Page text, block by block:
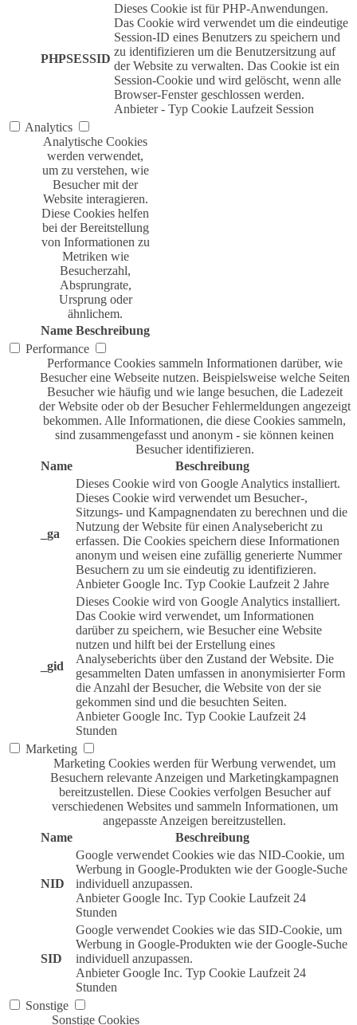
PHPSESSID
Dieses Cookie ist für PHP-Anwendungen.
Das Cookie wird verwendet um die eindeutige
Session-ID eines Benutzers zu speichern und
zu identifizieren um die Benutzersitzung auf
der Website zu verwalten. Das Cookie ist ein
Session-Cookie und wird gelöscht, wenn alle
Browser-Fenster geschlossen werden.
Anbieter - Typ Cookie Laufzeit Session
Analytics
Analytische Cookies
werden verwendet,
um zu verstehen, wie
Besucher mit der
Website interagieren.
Diese Cookies helfen
bei der Bereitstellung
von Informationen zu
Metriken wie
Besucherzahl,
Absprungrate,
Ursprung oder
ähnlichem.
Name Beschreibung
Performance
Performance Cookies sammeln Informationen darüber, wie
Besucher eine Webseite nutzen. Beispielsweise welche Seiten
Besucher wie häufig und wie lange besuchen, die Ladezeit
der Website oder ob der Besucher Fehlermeldungen angezeigt
bekommen. Alle Informationen, die diese Cookies sammeln,
sind zusammengefasst und anonym - sie können keinen
Besucher identifizieren.
Name
Beschreibung
_ga
Dieses Cookie wird von Google Analytics installiert.
Dieses Cookie wird verwendet um Besucher-,
Sitzungs- und Kampagnendaten zu berechnen und die
Nutzung der Website für einen Analysebericht zu
erfassen. Die Cookies speichern diese Informationen
anonym und weisen eine zufällig generierte Nummer
Besuchern zu um sie eindeutig zu identifizieren.
Anbieter Google Inc. Typ Cookie Laufzeit 2 Jahre
_gid
Dieses Cookie wird von Google Analytics installiert.
Das Cookie wird verwendet, um Informationen
darüber zu speichern, wie Besucher eine Website
nutzen und hilft bei der Erstellung eines
Analyseberichts über den Zustand der Website. Die
gesammelten Daten umfassen in anonymisierter Form
die Anzahl der Besucher, die Website von der sie
gekommen sind und die besuchten Seiten.
Anbieter Google Inc. Typ Cookie Laufzeit 24
Stunden
Marketing
Marketing Cookies werden für Werbung verwendet, um
Besuchern relevante Anzeigen und Marketingkampagnen
bereitzustellen. Diese Cookies verfolgen Besucher auf
verschiedenen Websites und sammeln Informationen, um
angepasste Anzeigen bereitzustellen.
Name
Beschreibung
NID
Google verwendet Cookies wie das NID-Cookie, um
Werbung in Google-Produkten wie der Google-Suche
individuell anzupassen.
Anbieter Google Inc. Typ Cookie Laufzeit 24
Stunden
SID
Google verwendet Cookies wie das SID-Cookie, um
Werbung in Google-Produkten wie der Google-Suche
individuell anzupassen.
Anbieter Google Inc. Typ Cookie Laufzeit 24
Stunden
Sonstige
Sonstige Cookies